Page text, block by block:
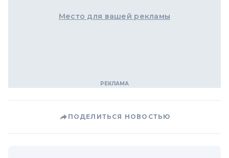
Место для вашей рекламы
ПОДЕЛИТЬСЯ НОВОСТЬЮ